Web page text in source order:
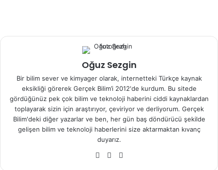
gölleri sisteminde de bazı mikropların yaşama olasılığı var.
Günümüzde Mars’ın çok ince bir atmosferi olduğundan,
yüzeyde sıvı halde su olamaz. Fakat ESA bu yüzey altı
suyunun milyonlarca hatta milyarlarca yıldır dayandığını
söylüyor. Hatta Mars bir zamanlarda göller,dereler ve
okyanuslar olduğu zamanlarda bile bu su vardı.
Videoda keşifle ilgili bilgiyi görebilirsiniz.
Kaynak:https://newatlas.com/space/mars-express-salty-
Oğuz Sezgin
Bir bilim sever ve kimyager olarak, internetteki Türkçe kaynak
eksikliği görerek Gerçek Bilim’i 2012'de kurdum. Bu sitede
gördüğünüz pek çok bilim ve teknoloji haberini ciddi kaynaklardan
toplayarak sizin için araştırıyor, çeviriyor ve derliyorum. Gerçek
Bilim'deki diğer yazarlar ve ben, her gün baş döndürücü şekilde
gelişen bilim ve teknoloji haberlerini size aktarmaktan kıvanç
duyarız.
Web
Facebook